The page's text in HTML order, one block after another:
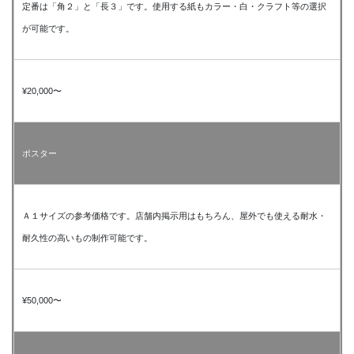
定番は「角２」と「長３」です。使用する紙もカラー・白・クラフト等の選択
が可能です。
¥20,000〜
ポスター
Ａ１サイズの参考価格です。店舗内掲示用はもちろん、屋外でも使える耐水・
耐久性の高いもの制作可能です。
¥50,000〜